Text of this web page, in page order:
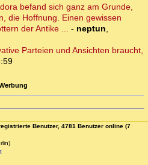
befand sich ganz am Grunde,
die Hoffnung. Einen gewissen
der Antike ... - neptun,
Parteien und Ansichten braucht,
Benutzer, 4781 Benutzer online (7